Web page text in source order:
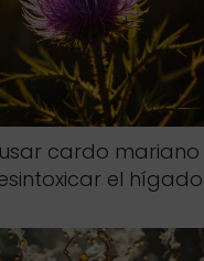
cardo
el hígado